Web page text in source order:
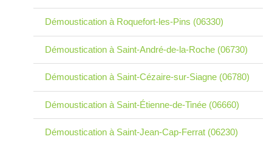
Démoustication à Roquefort-les-Pins (06330)
Démoustication à Saint-André-de-la-Roche (06730)
Démoustication à Saint-Cézaire-sur-Siagne (06780)
Démoustication à Saint-Étienne-de-Tinée (06660)
Démoustication à Saint-Jean-Cap-Ferrat (06230)